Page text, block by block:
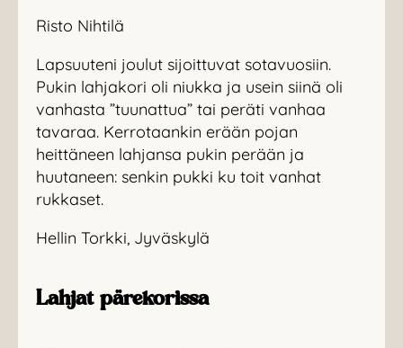
Risto Nihtilä
Lapsuuteni joulut sijoittuvat sotavuosiin.
Pukin lahjakori oli niukka ja usein siinä oli
vanhasta ”tuunattua” tai peräti vanhaa
tavaraa. Kerrotaankin erään pojan
heittäneen lahjansa pukin perään ja
huutaneen: senkin pukki ku toit vanhat
rukkaset.
Hellin Torkki, Jyväskylä
Lahjat pärekorissa